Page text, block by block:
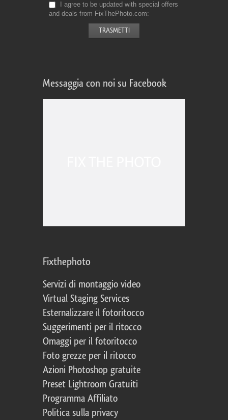
I agree to be updated with special offers
and deals from FixThePhoto.com
Messaggia con noi su Facebook
Fixthephoto
Servizi di montaggio video
Virtual Staging Services
Esternalizzare il fotoritocco
Suggerimenti per il ritocco
Omaggi per il fotoritocco
Foto grezze per il ritocco
Azioni Photoshop gratuite
Preset Lightroom Gratuiti
Programma Affiliato
Politica sulla privacy